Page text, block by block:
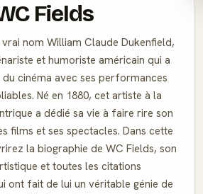
Fields
nom William Claude Dukenfield,
et humoriste américain qui a
cinéma avec ses performances
Né en 1880, cet artiste à la
a dédié sa vie à faire rire son
films et ses spectacles. Dans cette
la biographie de WC Fields, son
et toutes les citations
ont fait de lui un véritable génie de